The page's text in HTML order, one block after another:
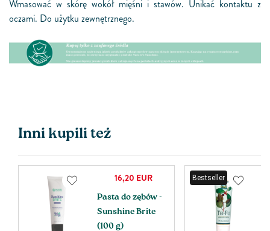
Wmasować w skórę wokół mięśni i stawów. Unikać kontaktu z
oczami. Do użytku zewnętrznego.
Inni kupili też
16,20 EUR
Pasta do zębów -
Sunshine Brite
(100 g)
Bestseller